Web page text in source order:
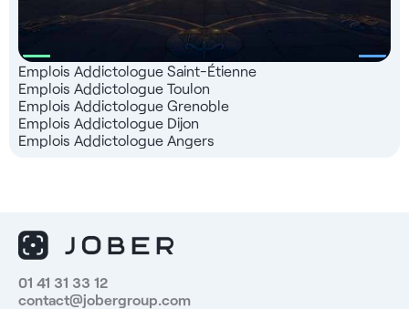
Emplois Addictologue Saint-Étienne
Emplois Addictologue Toulon
Emplois Addictologue Grenoble
Emplois Addictologue Dijon
Emplois Addictologue Angers
01 41 31 33 12
contact@jobergroup.com